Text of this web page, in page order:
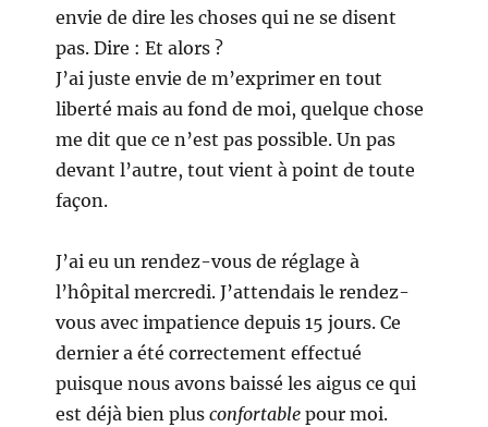
envie de dire les choses qui ne se disent
pas. Dire : Et alors ?
J’ai juste envie de m’exprimer en tout
liberté mais au fond de moi, quelque chose
me dit que ce n’est pas possible. Un pas
devant l’autre, tout vient à point de toute
façon.
J’ai eu un rendez-vous de réglage à
l’hôpital mercredi. J’attendais le rendez-
vous avec impatience depuis 15 jours. Ce
dernier a été correctement effectué
puisque nous avons baissé les aigus ce qui
est déjà bien plusconfortablepour moi.